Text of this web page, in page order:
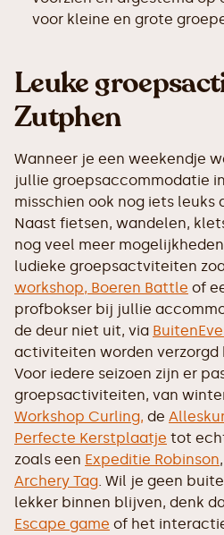
voor kleine en grote
Leuke
Zutphen
Wanneer je een weekendje
jullie groepsaccommodatie
misschien ook nog iets leuks
Naast fietsen, wandelen,
nog veel meer
ludieke groepsactviteiten
workshop, Boeren Battle of
profbokser bij jullie
de deur niet uit, via
activiteiten worden
Voor iedere seizoen zijn er
groepsactiviteiten, van
Workshop Curling, de
Perfecte Kerstplaatje tot
zoals een Expeditie Robinson,
Archery Tag. Wil je geen
lekker binnen blijven, denk
Escape game of het